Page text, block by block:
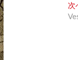
次